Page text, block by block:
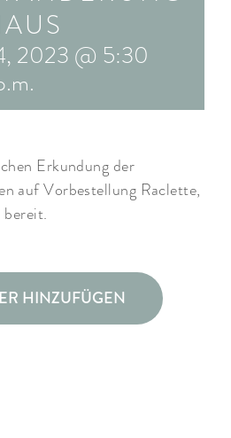
2023 @ 5:30
Erkundung der
auf Vorbestellung Raclette,
HINZUFÜGEN